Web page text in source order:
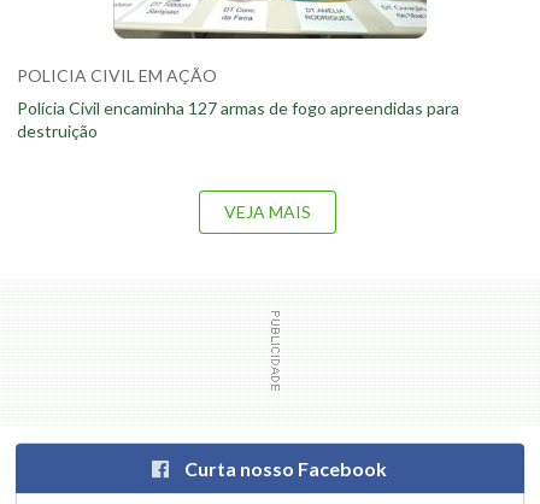
POLICIA CIVIL EM AÇÃO
Polícia Civil encaminha 127 armas de fogo apreendidas para
destruição
VEJA MAIS
Curta nosso Facebook